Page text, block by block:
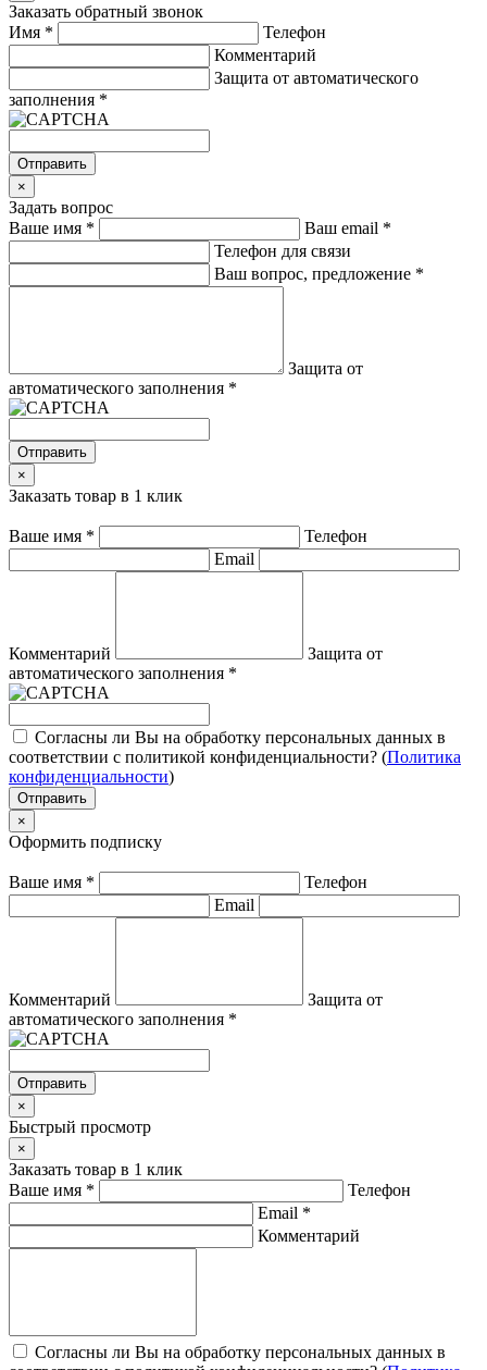
Заказать обратный звонок
Имя *
Телефон
Комментарий
Защита от автоматического
заполнения *
Отправить
×
Задать вопрос
Ваше имя * Ваш email *
Телефон для связи
Ваш вопрос, предложение *
Защита от
автоматического заполнения *
Отправить
×
Заказать товар в 1 клик
Ваше имя *
Телефон
Email
Комментарий
Защита от
автоматического заполнения *
Согласны ли Вы на обработку персональных данных в
соответствии с политикой конфиденциальности? (Политика
конфиденциальности)
Отправить
×
Оформить подписку
Ваше имя *
Телефон
Email
Комментарий
Защита от
автоматического заполнения *
Отправить
×
Быстрый просмотр
×
Заказать товар в 1 клик
Ваше имя *
Телефон
Email *
Комментарий
Согласны ли Вы на обработку персональных данных в